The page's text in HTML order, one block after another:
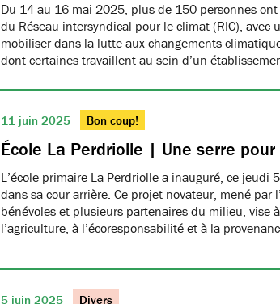
Du 14 au 16 mai 2025, plus de 150 personnes
du Réseau intersyndical pour le climat (RIC), avec
mobiliser dans la lutte aux changements
dont certaines travaillent au sein d’un
11 juin 2025 Bon coup!
École La Perdriolle | Une serre
L’école primaire La Perdriolle a inauguré, ce jeudi
dans sa cour arrière. Ce projet novateur, mené par
bénévoles et plusieurs partenaires du milieu, vise
l’agriculture, à l’écoresponsabilité et à la
5 juin 2025 Divers